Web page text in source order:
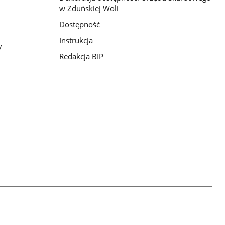
w Zduńskiej Woli
Dostępność
Instrukcja
Redakcja BIP